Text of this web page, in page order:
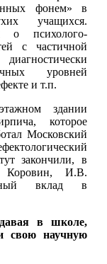
фонем» в
учащихся.
о психолого-
с частичной
уровней
и т.п.
здании
которое
Московский
закончили, в
Коровин, И.В.
вклад в
в школе,
свою научную